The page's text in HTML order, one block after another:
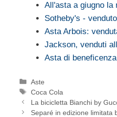
All'asta a giugno la
Sotheby's -
Asta Arbois:
Jackson, venduti
Asta di
Categorie
Aste
Tag
Coca Cola
La bicicletta Bianchi by
Separé in edizione limitata